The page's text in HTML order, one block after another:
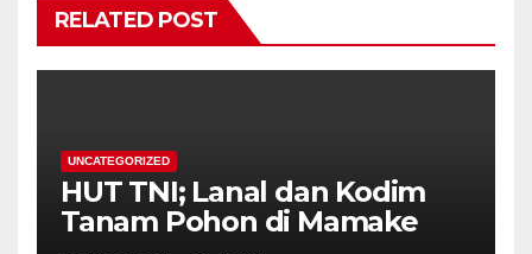
RELATED POST
UNCATEGORIZED
HUT TNI; Lanal dan Kodim
Tanam Pohon di Mamake